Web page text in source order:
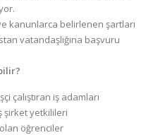
kanunlarca belirlenen şartları
vatandaşlığına başvuru
çalıştıran iş adamları
şirket yetkilileri
öğrenciler